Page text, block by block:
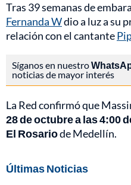
Tras 39 semanas de
Fernanda Wdio a luz a su
relación con el cantante
Síganos en nuestro
noticias de mayor interés
La Red confirmó que
28 de octubre a las 4:00
El RosariodeMedellín.
Últimas Noticias